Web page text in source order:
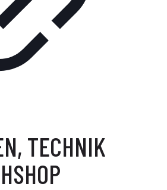
TECHNIK